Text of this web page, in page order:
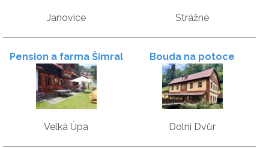
Janovice Strážné
Pension a farma Šimral
Velká Úpa
Bouda na potoce
Dolní Dvůr